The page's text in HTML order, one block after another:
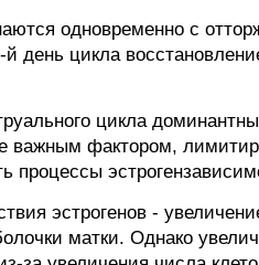
одновременно с
день цикла
цикла
важным фактором,
процессы
эстрогенов -
матки. Однако